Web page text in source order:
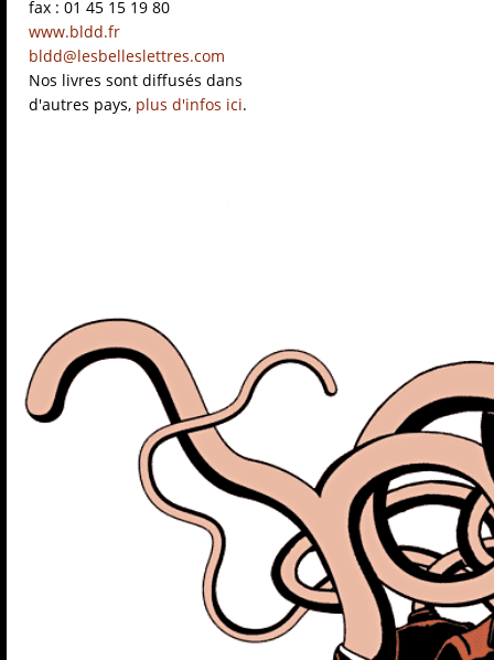
fax : 01 45 15 19 80
www.bldd.fr
bldd@lesbelleslettres.com
Nos livres sont diffusés dans
d'autres pays, plus d'infos ici.